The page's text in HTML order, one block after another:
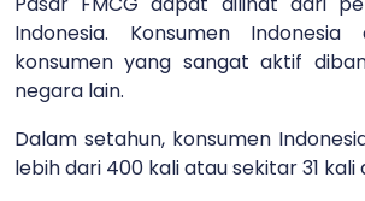
Indonesia. Konsumen Indonesia
konsumen yang sangat aktif
negara lain.
Dalam setahun, konsumen
lebih dari 400 kali atau sekitar 31 kali